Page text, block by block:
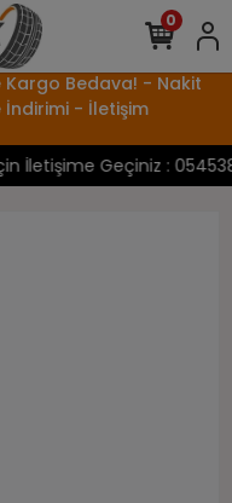
Kargo Bedava! - Nakit
İndirimi - İletişim
İletişime Geçiniz :
0